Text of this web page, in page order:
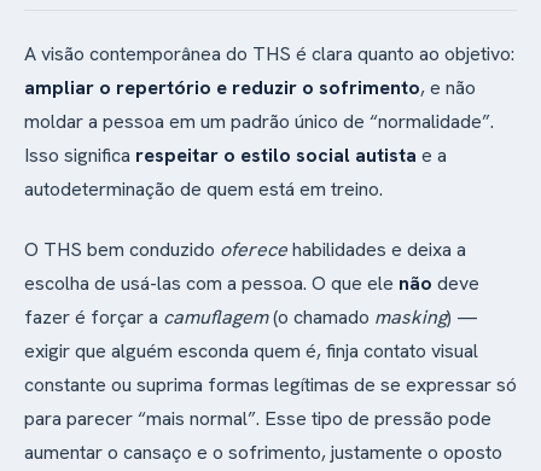
A visão contemporânea do THS é clara quanto ao objetivo:
ampliar o repertório e reduzir o sofrimento, e não
moldar a pessoa em um padrão único de “normalidade”.
Isso significa respeitar o estilo social autista e a
autodeterminação de quem está em treino.
O THS bem conduzido oferecehabilidades e deixa a
escolha de usá-las com a pessoa. O que ele não deve
fazer é forçar a camuflagem(o chamado masking) —
exigir que alguém esconda quem é, finja contato visual
constante ou suprima formas legítimas de se expressar só
para parecer “mais normal”. Esse tipo de pressão pode
aumentar o cansaço e o sofrimento, justamente o oposto